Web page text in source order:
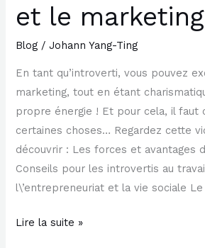
et le marketing
Blog /Johann Yang-Ting
En tant qu’introverti, vous pouvez
marketing, tout en étant
propre énergie ! Et pour cela, il faut
certaines choses… Regardez cette
découvrir : Les forces et avantages
Conseils pour les introvertis au
l\’entrepreneuriat et la vie sociale Le
la
vente
et
le
marketing
Lire la suite »